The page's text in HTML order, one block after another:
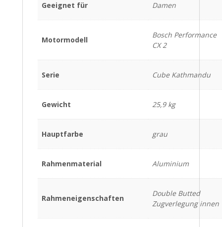
Geeignet für Damen
Motormodell
Bosch Performance
CX 2
Serie Cube Kathmandu
Gewicht 25,9 kg
Hauptfarbe grau
Rahmenmaterial Aluminium
Rahmeneigenschaften
Double Butted
Zugverlegung innen